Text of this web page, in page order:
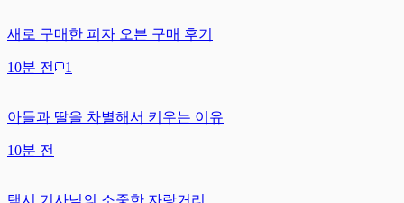
새로 구매한 피자 오븐 구매 후기
10분 전 1
아들과 딸을 차별해서 키우는 이유
10분 전
택시 기사님의 소중한 자랑거리